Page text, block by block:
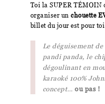
Toi la SUPER TÉMOIN
organiser un chouette
billet du jour est pour
Le déguisement
pandi panda, le
dégoulinant en
karaoké 100%
concept… ou pas !